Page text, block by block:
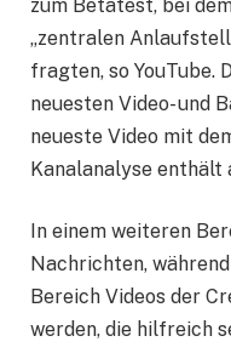
zum Betatest, bei
„zentralen
fragten, so YouTube.
neuesten Video- und
neueste Video mit
Kanalanalyse enthält
In einem weiteren
Nachrichten,
Bereich Videos der
werden, die hilfreich